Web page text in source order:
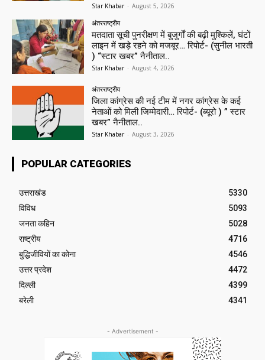
Star Khabar - August 5, 2026
अंतरराष्ट्रीय
मतदाता सूची पुनरीक्षण में बुजुर्गों की बढ़ी मुश्किलें, घंटों
लाइन में खड़े रहने को मजबूर… रिपोर्ट- (सुनील भारती
) “स्टार खबर” नैनीताल..
Star Khabar - August 4, 2026
अंतरराष्ट्रीय
जिला कांग्रेस की नई टीम में नगर कांग्रेस के कई
नेताओं को मिली जिम्मेदारी… रिपोर्ट- (ब्यूरो ) ” स्टार
खबर” नैनीताल..
Star Khabar - August 3, 2026
POPULAR CATEGORIES
उत्तराखंड
5330
विविध
5093
जनता कहिन
5028
राष्ट्रीय
4716
बुद्धिजीवियों का कोना
4546
उत्तर प्रदेश
4472
दिल्ली
4399
बरेली
4341
- Advertisement -